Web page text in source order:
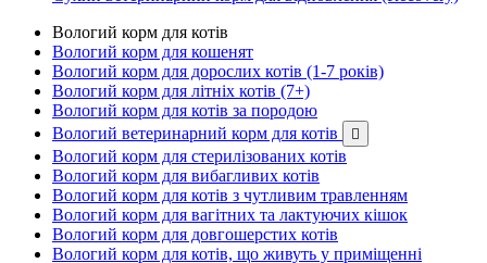
Вологий корм для котів
Вологий корм для кошенят
Вологий корм для дорослих котів (1-7 років)
Вологий корм для літніх котів (7+)
Вологий корм для котів за породою
Вологий ветеринарний корм для котів

Вологий корм для стерилізованих котів
Вологий корм для вибагливих котів
Вологий корм для котів з чутливим травленням
Вологий корм для вагітних та лактуючих кішок
Вологий корм для довгошерстих котів
Вологий корм для котів, що живуть у приміщенні